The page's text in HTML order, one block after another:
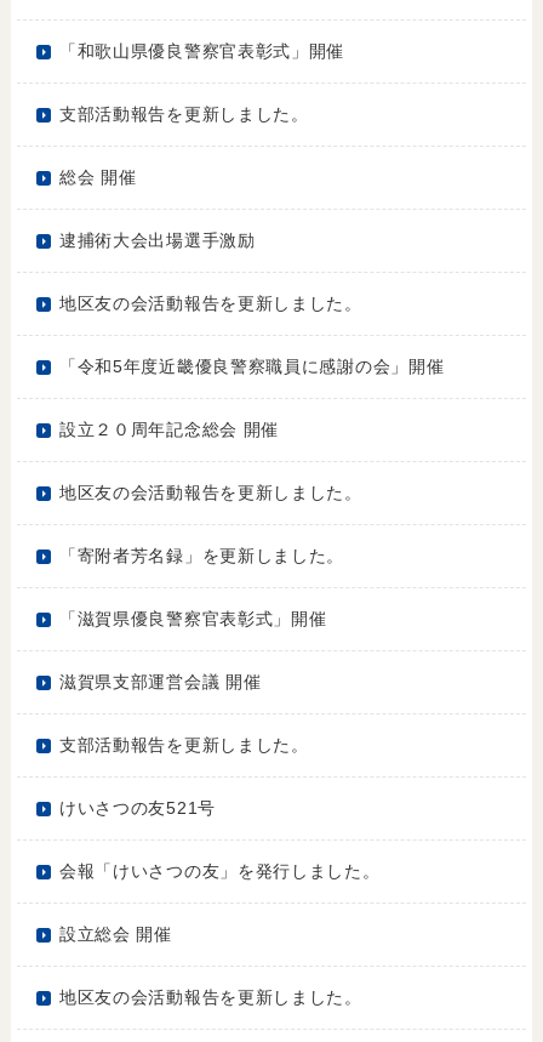
「和歌山県優良警察官表彰式」開催
支部活動報告を更新しました。
総会 開催
逮捕術大会出場選手激励
地区友の会活動報告を更新しました。
「令和5年度近畿優良警察職員に感謝の会」開催
設立２０周年記念総会 開催
地区友の会活動報告を更新しました。
「寄附者芳名録」を更新しました。
「滋賀県優良警察官表彰式」開催
滋賀県支部運営会議 開催
支部活動報告を更新しました。
けいさつの友521号
会報「けいさつの友」を発行しました。
設立総会 開催
地区友の会活動報告を更新しました。